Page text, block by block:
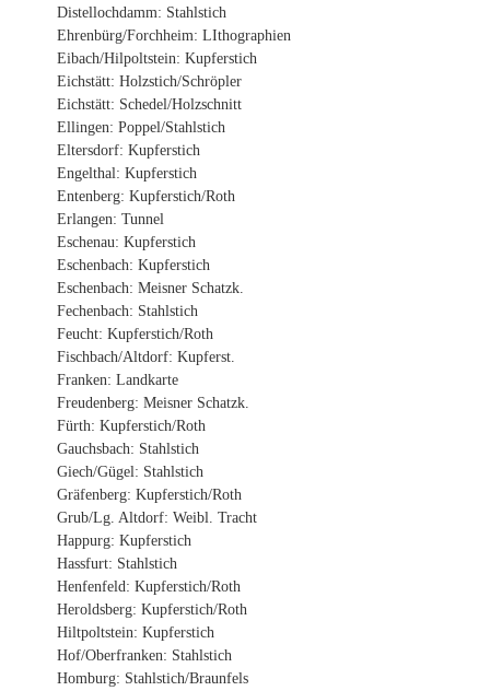
Distellochdamm: Stahlstich
Ehrenbürg/Forchheim: LIthographien
Eibach/Hilpoltstein: Kupferstich
Eichstätt: Holzstich/Schröpler
Eichstätt: Schedel/Holzschnitt
Ellingen: Poppel/Stahlstich
Eltersdorf: Kupferstich
Engelthal: Kupferstich
Entenberg: Kupferstich/Roth
Erlangen: Tunnel
Eschenau: Kupferstich
Eschenbach: Kupferstich
Eschenbach: Meisner Schatzk.
Fechenbach: Stahlstich
Feucht: Kupferstich/Roth
Fischbach/Altdorf: Kupferst.
Franken: Landkarte
Freudenberg: Meisner Schatzk.
Fürth: Kupferstich/Roth
Gauchsbach: Stahlstich
Giech/Gügel: Stahlstich
Gräfenberg: Kupferstich/Roth
Grub/Lg. Altdorf: Weibl. Tracht
Happurg: Kupferstich
Hassfurt: Stahlstich
Henfenfeld: Kupferstich/Roth
Heroldsberg: Kupferstich/Roth
Hiltpoltstein: Kupferstich
Hof/Oberfranken: Stahlstich
Homburg: Stahlstich/Braunfels